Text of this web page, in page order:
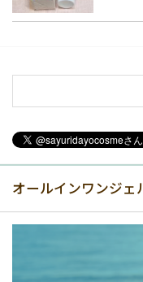
オールインワンジェ